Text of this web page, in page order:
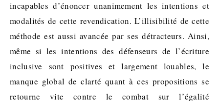
incapables d’énoncer unanimement les intentions et
modalités de cette revendication. L’illisibilité de cette
méthode est aussi avancée par ses détracteurs. Ainsi,
même si les intentions des défenseurs de l’écriture
inclusive sont positives et largement louables, le
manque global de clarté quant à ces propositions se
retourne vite contre le combat sur l’égalité